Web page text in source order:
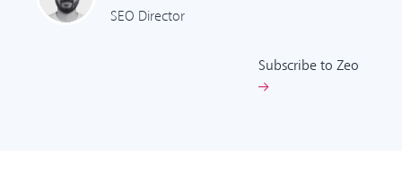
SEO Director
Subscribe to Zeo